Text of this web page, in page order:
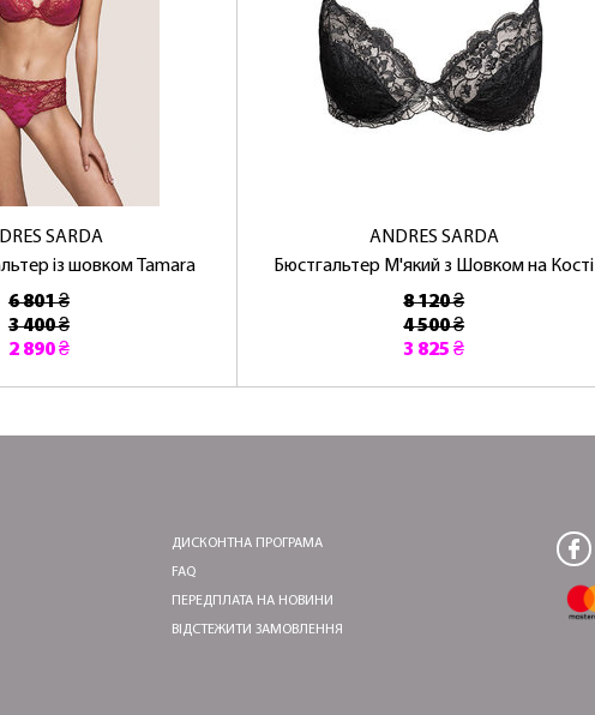
SARDA
із шовком Tamara
6 801 ₴
3 400 ₴
2 890 ₴
ANDRES SARDA
Бюстгальтер М'який з Шовком на Кості
8 120 ₴
4 500 ₴
3 825 ₴
ДИСКОНТНА ПРОГРАМА
FAQ
ПЕРЕДПЛАТА НА НОВИНИ
ВІДСТЕЖИТИ ЗАМОВЛЕННЯ